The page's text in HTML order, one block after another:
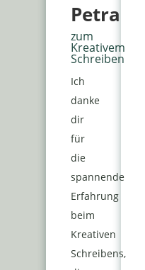
Petra
zum
Kreativem
Schreiben
Ich
danke
dir
für
die
spannende
Erfahrung
beim
Kreativen
Schreibens,